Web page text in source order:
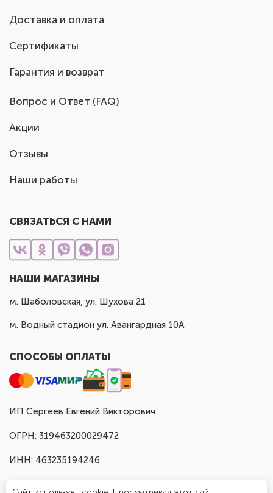
Доставка и оплата
Сертификаты
Гарантия и возврат
Вопрос и Ответ (FAQ)
Акции
Отзывы
Наши работы
СВЯЗАТЬСЯ С НАМИ
НАШИ МАГАЗИНЫ
м. Шаболовская, ул. Шухова 21
м. Водный стадион ул. Авангардная 10А
СПОСОБЫ ОПЛАТЫ
ИП Сергеев Евгений Викторович
ОГРН: 319463200029472
ИНН: 463235194246